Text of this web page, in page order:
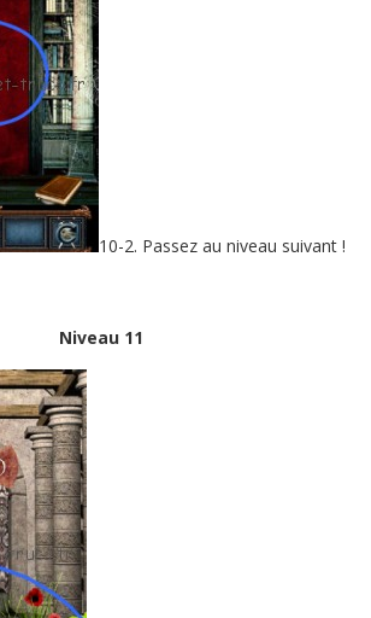
10-2. Passez au niveau suivant !
Niveau 11